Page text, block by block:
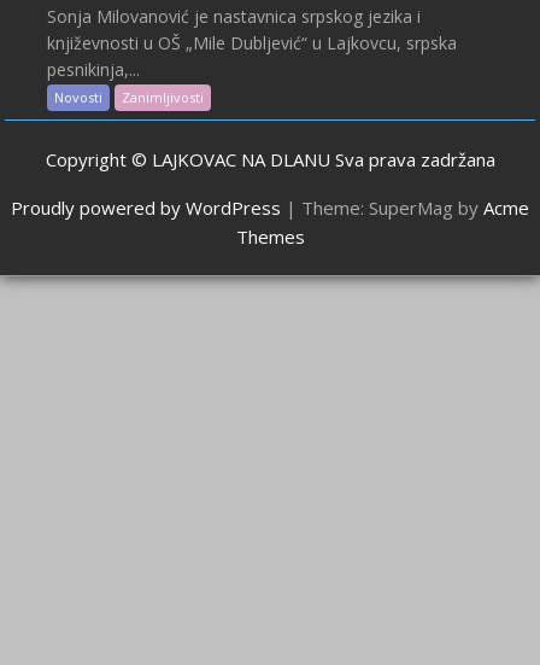
Sonja Milovanović je nastavnica srpskog jezika i
književnosti u OŠ „Mile Dubljević“ u Lajkovcu, srpska
pesnikinja,...
Novosti Zanimljivosti
Copyright © LAJKOVAC NA DLANU Sva prava zadržana
Proudly powered by WordPress | Theme: SuperMag by Acme
Themes